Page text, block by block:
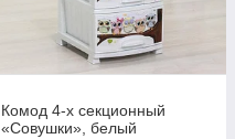
Комод 4-х секционный
«Совушки», белый